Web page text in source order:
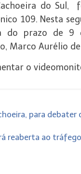
do Sul,
109. Nesta
do prazo de 9
Marco Aurélio
o
para
reaberta ao